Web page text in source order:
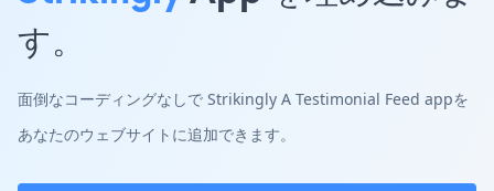
す。
面倒なコーディングなしで Strikingly A Testimonial Feed appを
あなたのウェブサイトに追加できます。